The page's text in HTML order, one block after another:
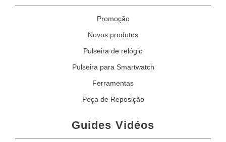
Promoção
Novos produtos
Pulseira de relógio
Pulseira para Smartwatch
Ferramentas
Peça de Reposição
Guides Vidéos